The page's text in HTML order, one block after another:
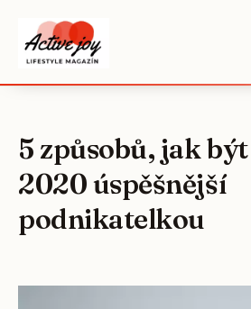
5 způsobů, jak
2020 úspěšnější
podnikatelkou